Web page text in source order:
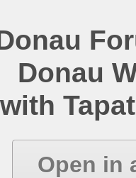
Donau
with
Open in